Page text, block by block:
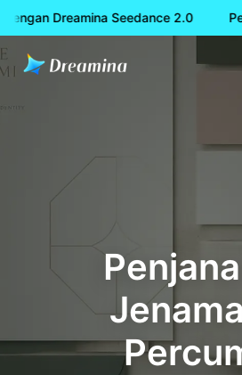
Dreamina Seedance 2.0
Utama Cipta Penjana Kit Jenama AI